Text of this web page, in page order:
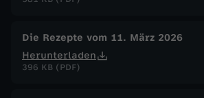
Die Rezepte vom 11. März 2026
Herunterladen
396 KB (PDF)